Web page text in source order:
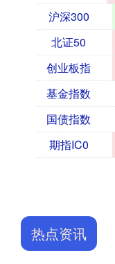
沪深300
北证50
创业板指
基金指数
国债指数
期指IC0
热点资讯